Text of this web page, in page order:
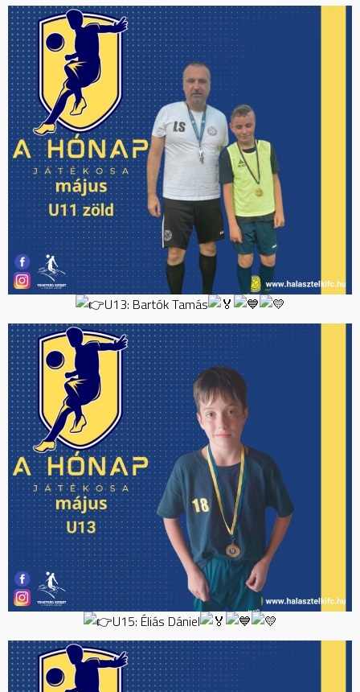
U13: Bartók Tamás
U15: Éliás Dániel